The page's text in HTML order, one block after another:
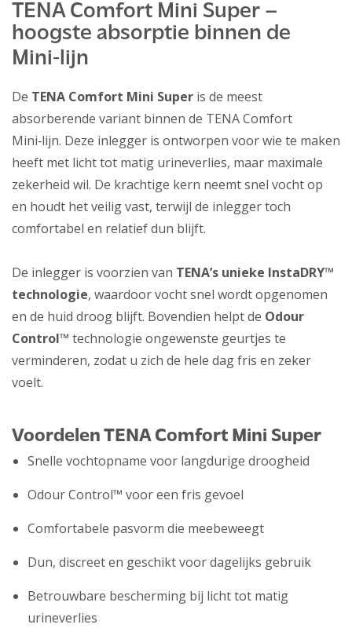
TENA Comfort Mini Super –
hoogste absorptie binnen de
Mini‑lijn
De TENA Comfort Mini Super is de meest
absorberende variant binnen de TENA Comfort
Mini‑lijn. Deze inlegger is ontworpen voor wie te maken
heeft met licht tot matig urineverlies, maar maximale
zekerheid wil. De krachtige kern neemt snel vocht op
en houdt het veilig vast, terwijl de inlegger toch
comfortabel en relatief dun blijft.
De inlegger is voorzien van TENA’s unieke InstaDRY™
technologie, waardoor vocht snel wordt opgenomen
en de huid droog blijft. Bovendien helpt de Odour
Control™ technologie ongewenste geurtjes te
verminderen, zodat u zich de hele dag fris en zeker
voelt.
Voordelen TENA Comfort Mini Super
Snelle vochtopname voor langdurige droogheid
Odour Control™ voor een fris gevoel
Comfortabele pasvorm die meebeweegt
Dun, discreet en geschikt voor dagelijks gebruik
Betrouwbare bescherming bij licht tot matig
urineverlies